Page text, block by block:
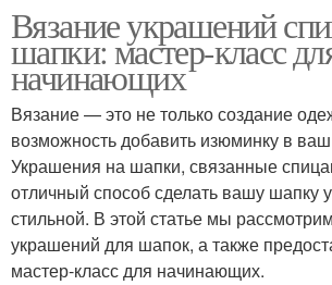
Вязание украшений
шапки: мастер-класс
начинающих
Вязание — это не только создание
возможность добавить изюминку в
Украшения на шапки, связанные
отличный способ сделать вашу шапку
стильной. В этой статье мы
украшений для шапок, а также
мастер-класс для начинающих.